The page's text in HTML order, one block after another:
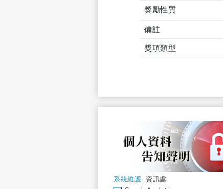
獎勵性質
備註
獎項類型
系統維護: 資訊處